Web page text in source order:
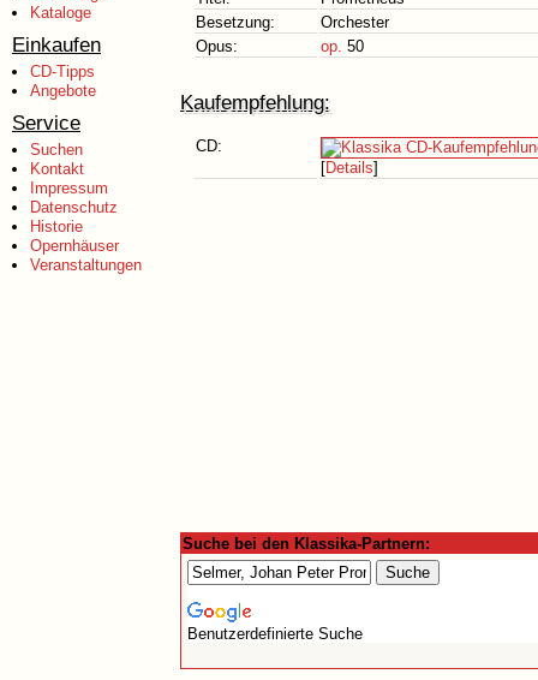
Kataloge
Einkaufen
CD-Tipps
Angebote
Service
Suchen
Kontakt
Impressum
Datenschutz
Historie
Opernhäuser
Veranstaltungen
Besetzung:
Orchester
Opus:
op. 50
Kaufempfehlung:
CD:
[Details]
Suche bei den Klassika-Partnern:
Benutzerdefinierte Suche